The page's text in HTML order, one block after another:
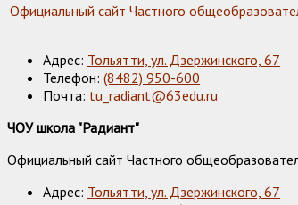
Официальный сайт Частного
Адрес: Тольятти, ул. Дзержинского, 67
Телефон: (8482) 950-600
Почта: tu_radiant@63edu.ru
ЧОУ школа "Радиант"
Официальный сайт Частного
Адрес: Тольятти, ул. Дзержинского, 67